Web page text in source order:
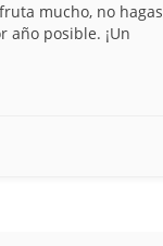
mucho, no hagas
año posible. ¡Un